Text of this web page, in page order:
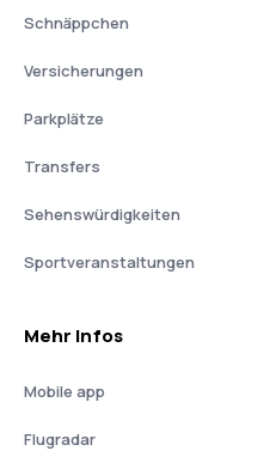
Schnäppchen
Versicherungen
Parkplätze
Transfers
Sehenswürdigkeiten
Sportveranstaltungen
Mehr Infos
Mobile app
Flugradar